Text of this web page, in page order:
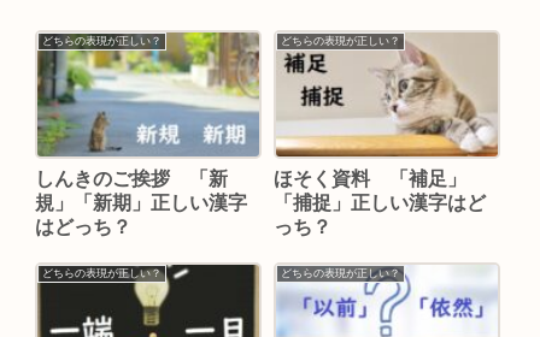
どちらの表現が正しい？
しんきのご挨拶 「新
規」「新期」正しい漢字
はどっち？
どちらの表現が正しい？
ほそく資料 「補足」
「捕捉」正しい漢字はど
っち？
どちらの表現が正しい？ どちらの表現が正しい？